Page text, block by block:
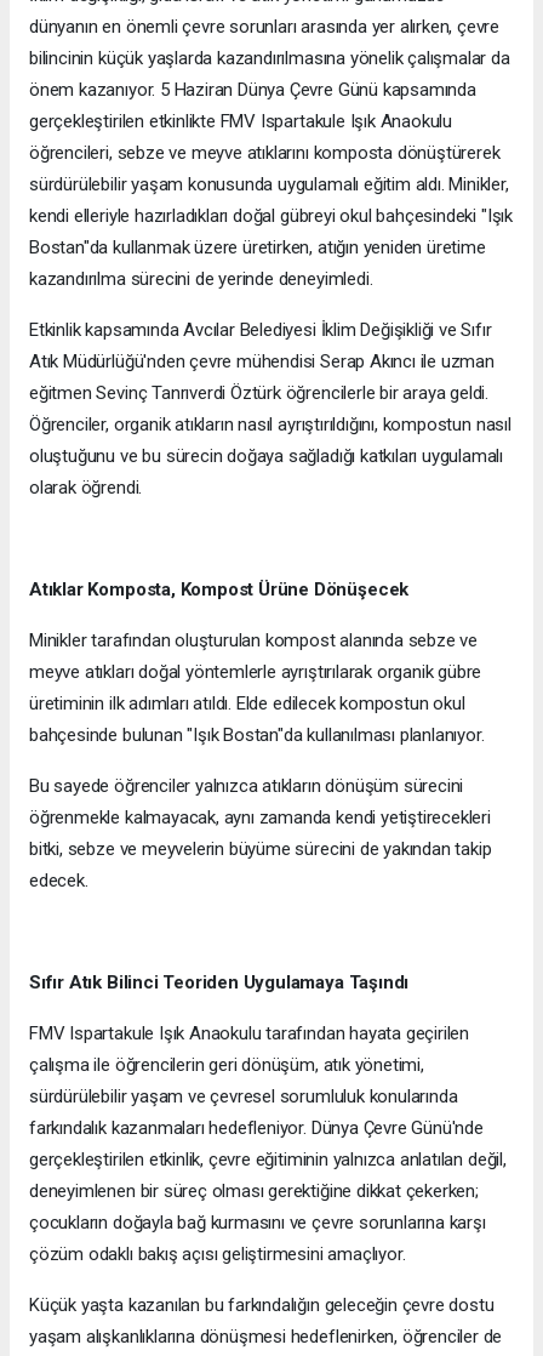
dünyanın en önemli çevre sorunları arasında yer alırken, çevre
bilincinin küçük yaşlarda kazandırılmasına yönelik çalışmalar da
önem kazanıyor. 5 Haziran Dünya Çevre Günü kapsamında
gerçekleştirilen etkinlikte FMV Ispartakule Işık Anaokulu
öğrencileri, sebze ve meyve atıklarını komposta dönüştürerek
sürdürülebilir yaşam konusunda uygulamalı eğitim aldı. Minikler,
kendi elleriyle hazırladıkları doğal gübreyi okul bahçesindeki "Işık
Bostan"da kullanmak üzere üretirken, atığın yeniden üretime
kazandırılma sürecini de yerinde deneyimledi.
Etkinlik kapsamında Avcılar Belediyesi İklim Değişikliği ve Sıfır
Atık Müdürlüğü'nden çevre mühendisi Serap Akıncı ile uzman
eğitmen Sevinç Tanrıverdi Öztürk öğrencilerle bir araya geldi.
Öğrenciler, organik atıkların nasıl ayrıştırıldığını, kompostun nasıl
oluştuğunu ve bu sürecin doğaya sağladığı katkıları uygulamalı
olarak öğrendi.
Atıklar Komposta, Kompost Ürüne Dönüşecek
Minikler tarafından oluşturulan kompost alanında sebze ve
meyve atıkları doğal yöntemlerle ayrıştırılarak organik gübre
üretiminin ilk adımları atıldı. Elde edilecek kompostun okul
bahçesinde bulunan "Işık Bostan"da kullanılması planlanıyor.
Bu sayede öğrenciler yalnızca atıkların dönüşüm sürecini
öğrenmekle kalmayacak, aynı zamanda kendi yetiştirecekleri
bitki, sebze ve meyvelerin büyüme sürecini de yakından takip
edecek.
Sıfır Atık Bilinci Teoriden Uygulamaya Taşındı
FMV Ispartakule Işık Anaokulu tarafından hayata geçirilen
çalışma ile öğrencilerin geri dönüşüm, atık yönetimi,
sürdürülebilir yaşam ve çevresel sorumluluk konularında
farkındalık kazanmaları hedefleniyor. Dünya Çevre Günü'nde
gerçekleştirilen etkinlik, çevre eğitiminin yalnızca anlatılan değil,
deneyimlenen bir süreç olması gerektiğine dikkat çekerken;
çocukların doğayla bağ kurmasını ve çevre sorunlarına karşı
çözüm odaklı bakış açısı geliştirmesini amaçlıyor.
Küçük yaşta kazanılan bu farkındalığın geleceğin çevre dostu
yaşam alışkanlıklarına dönüşmesi hedeflenirken, öğrenciler de